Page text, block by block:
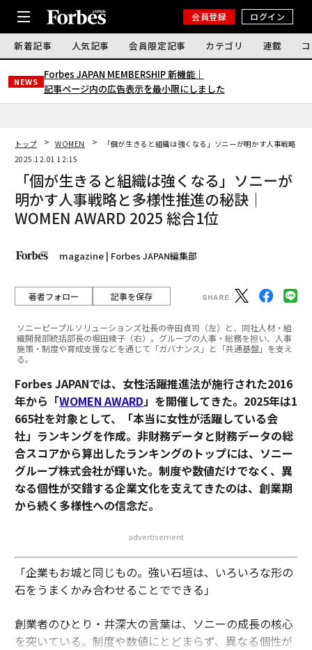
会員登録 ログイン
新着記事 人気記事 会員限定記事 カテゴリ 連載
NEWS
Forbes JAPAN MEMBERSHIP 新機能｜
記事ページ内の広告表示を最小限にしました
トップ WOMEN
「個が生きると組織は強くなる」ソニーが明かす人事戦略
2025.12.01 12:15
「個が生きると組織は強くなる」ソニーが
明かす人事戦略と多様性推進の秘訣｜
WOMEN AWARD 2025 総合1位
magazine | Forbes JAPAN編集部
著者フォロー 記事を保存
ソニーピープルソリューションズ社長の寺田貞司（左）と、同社人材・組
織開発部統括部長の堀田綾子（右）。グループの人事・総務を担い、人事
施策・制度や育成支援などを通じて「ガバナンス」と「共通基盤」を支え
る。
Forbes JAPANでは、女性活躍推進法が施行された2016
年から「WOMEN AWARD」を開催してきた。2025年は1
665社を対象として、「本当に女性が活躍している会
社」ランキングを作成。非財務データと財務データの総
合スコアから算出したランキングのトップには、ソニー
グループ株式会社が輝いた。 制度や数値だけでなく、異
なる個性が交錯する企業文化を支えてきたのは、創業期
から続く多様性への信念だ。
advertisement
「企業もお城と同じもの。強い石垣は、いろいろな形の
石をうまくかみ合わせることでできる」
創業者のひとり・井深大の言葉は、ソニーの成長の核心
を突いている。制度や数値にとどまらず、異なる個性が